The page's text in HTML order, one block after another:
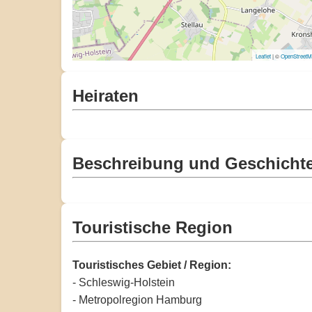
Leaflet| ©
Heiraten
Beschreibung und
Touristische Region
Touristisches Gebiet / Region:
- Schleswig-Holstein
- Metropolregion Hamburg